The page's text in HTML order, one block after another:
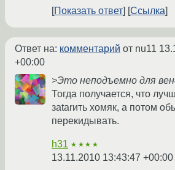
Показать ответ
Ссылка
Ответ на: комментарий от nu11
+00:00
>Это неподъемно для
Тогда получается, что
заtarить хомяк, а потом
перекидывать.
h31 ★★★★
13.11.2010 13:43:47 +00:00